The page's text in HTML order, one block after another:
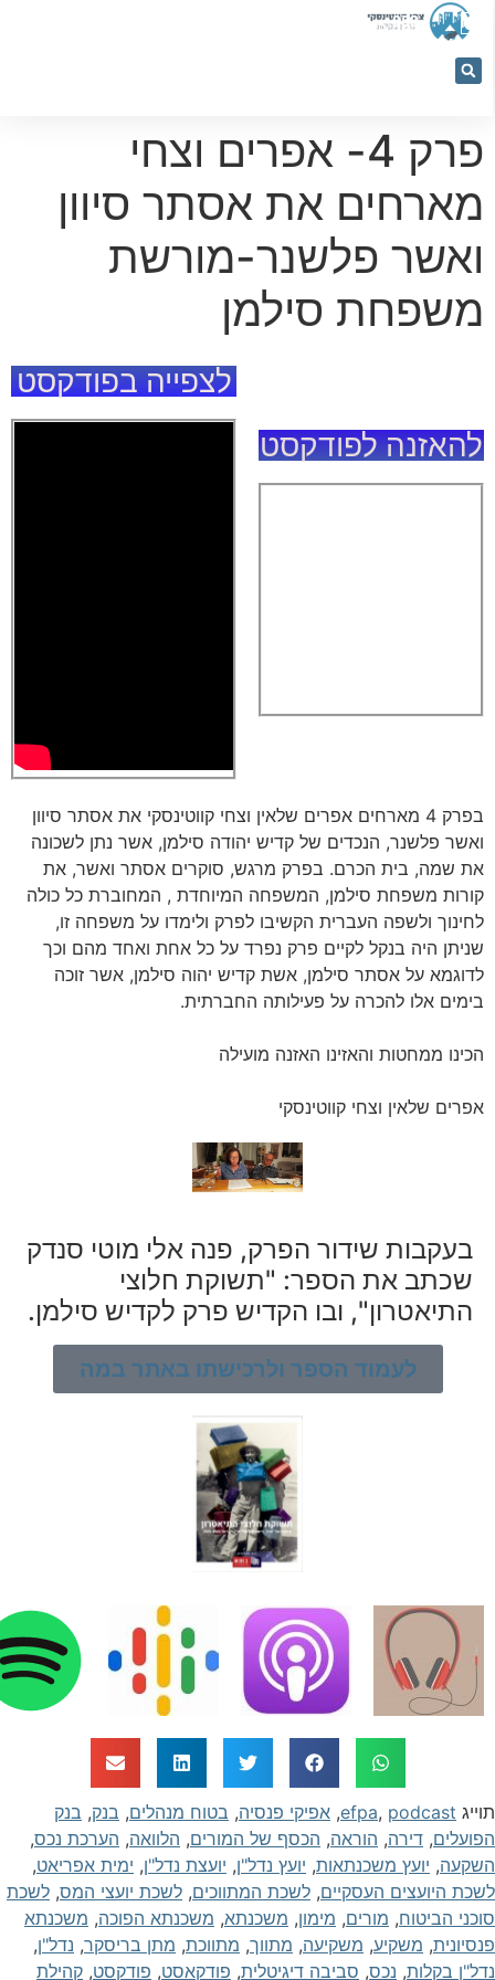
053-
5366884
פרק 4- אפרים וצחי
מארחים את אסתר סיוון
ואשר פלשנר-מורשת
משפחת סילמן
להאזנה לפודקסט
לצפייה בפודקסט
בפרק 4 מארחים אפרים שלאין וצחי קווטינסקי את אסתר סיוון
ואשר פלשנר, הנכדים של קדיש יהודה סילמן, אשר נתן לשכונה
את שמה, בית הכרם. בפרק מרגש, סוקרים אסתר ואשר, את
קורות משפחת סילמן, המשפחה המיוחדת , המחוברת כל כולה
לחינוך ולשפה העברית הקשיבו לפרק ולימדו על משפחה זו,
שניתן היה בנקל לקיים פרק נפרד על כל אחת ואחד מהם וכך
לדוגמא על אסתר סילמן, אשת קדיש יהוה סילמן, אשר זוכה
בימים אלו להכרה על פעילותה החברתית.
הכינו ממחטות והאזינו האזנה מועילה
אפרים שלאין וצחי קווטינסקי
בעקבות שידור הפרק, פנה אלי מוטי סנדק
שכתב את הספר: "תשוקת חלוצי
התיאטרון", ובו הקדיש פרק לקדיש סילמן.
לעמוד הספר ולרכישתו באתר במה
efpa,podcast
, אפיקי פנסיה, בטוח מנהלים, בנק, בנק
, דירה, הוראה, הכסף של המורים, הלוואה, הערכת נכס,
, יועץ משכנתאות, יועץ נדל"ן, יועצת נדל"ן, ימית אפריאט,
היועצים העסקיים, לשכת המתווכים, לשכת יועצי המס, לשכת
הביטוח, מורים, מימון, משכנתא, משכנתא הפוכה, משכנתא
, משקיע, משקיעה, מתווך, מתווכת, מתן בריסקר, נדל"ן,
בקלות, נכס, סביבה דיגיטלית, פודקאסט, פודקסט, קהילת